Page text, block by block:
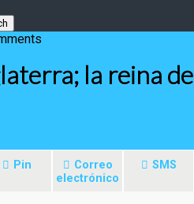
la reina de
Pin
Correo
electrónico
SMS